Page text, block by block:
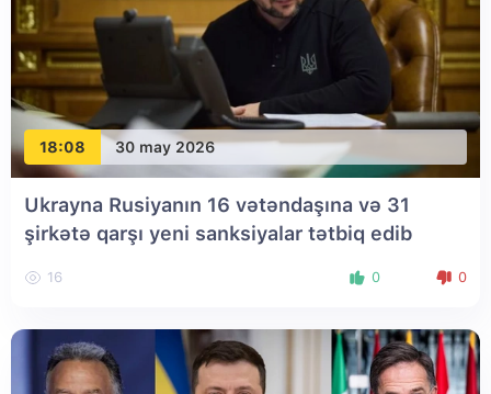
18:08 30 may 2026
Ukrayna Rusiyanın 16 vətəndaşına və 31
şirkətə qarşı yeni sanksiyalar tətbiq edib
16 0 0